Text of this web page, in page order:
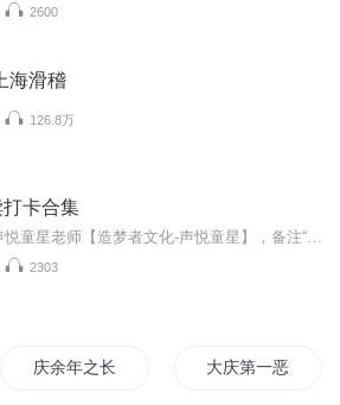
2600
海滑稽
126.8万
打卡合集
2303
庆余年之长歌行 大庆第一恶